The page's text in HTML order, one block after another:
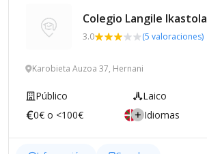
Colegio Langile Ikastola
3.0 (5 valoraciones)
Karobieta Auzoa 37, Hernani
Público Laico
0€ o <100€
Idiomas